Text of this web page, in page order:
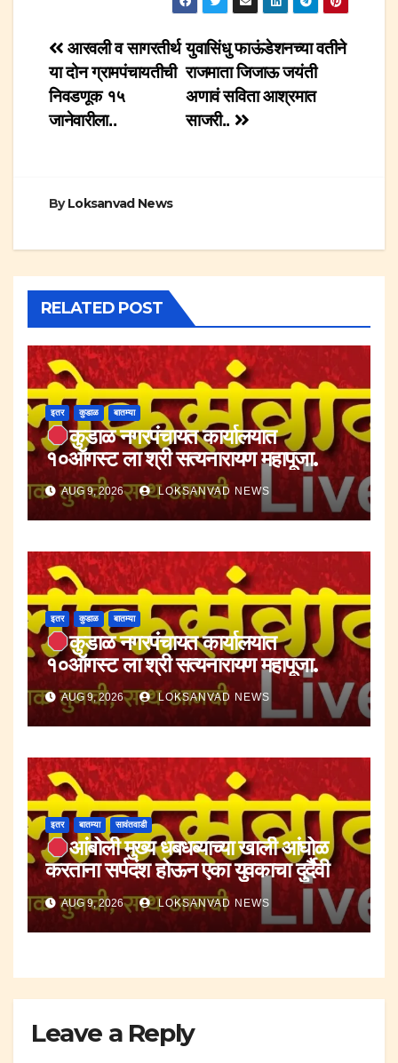
Post
navigation
युवासिंधु फाऊंडेशनच्या वतीने
राजमाता जिजाऊ जयंती
अणावं सविता आश्रमात
साजरी..
आरवली व सागरतीर्थ
या दोन ग्रामपंचायतीची
निवडणूक १५
जानेवारीला..
ByLoksanvad News
RELATED POST
इतर कुडाळ बातम्या
कुडाळ नगरपंचायत कार्यालयात
१०ऑगस्ट ला श्री सत्यनारायण महापूजा.
AUG 9, 2026 LOKSANVAD NEWS
इतर कुडाळ बातम्या
कुडाळ नगरपंचायत कार्यालयात
१०ऑगस्ट ला श्री सत्यनारायण महापूजा.
AUG 9, 2026 LOKSANVAD NEWS
इतर बातम्या सावंतवाडी
आंबोली मुख्य धबधब्याच्या खाली आंघोळ
करताना सर्पदंश होऊन एका युवकाचा दुर्दैवी
मृत्यू.AUG 9, 2026 LOKSANVAD NEWS
Leave a Reply